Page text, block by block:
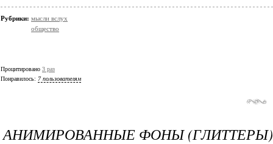
Рубрики: мысли вслух
общество
Процитировано 3 раз
Понравилось: 7 пользователям
АНИМИРОВАННЫЕ ФОНЫ (ГЛИТТЕРЫ)